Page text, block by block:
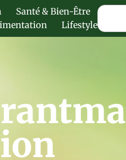
Santé & Bien-Être
Lifestyle